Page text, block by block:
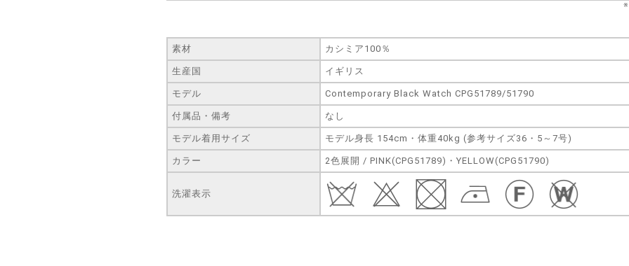
素材 カシミア100％
生産国 イギリス
モデル Contemporary Black Watch CPG51789/51790
付属品・備考 なし
モデル着用サイズ モデル身長 154cm・体重40kg (参考サイズ36・5～7号)
カラー 2色展開 / PINK(CPG51789)・YELLOW(CPG51790)
洗濯表示